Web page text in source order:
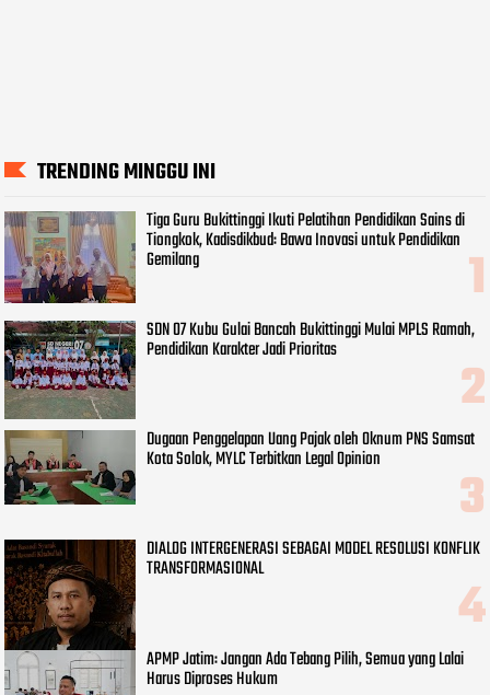
TRENDING MINGGU INI
Tiga Guru Bukittinggi Ikuti Pelatihan Pendidikan Sains di
Tiongkok, Kadisdikbud: Bawa Inovasi untuk Pendidikan
Gemilang
SDN 07 Kubu Gulai Bancah Bukittinggi Mulai MPLS Ramah,
Pendidikan Karakter Jadi Prioritas
Dugaan Penggelapan Uang Pajak oleh Oknum PNS Samsat
Kota Solok, MYLC Terbitkan Legal Opinion
DIALOG INTERGENERASI SEBAGAI MODEL RESOLUSI KONFLIK
TRANSFORMASIONAL
APMP Jatim: Jangan Ada Tebang Pilih, Semua yang Lalai
Harus Diproses Hukum